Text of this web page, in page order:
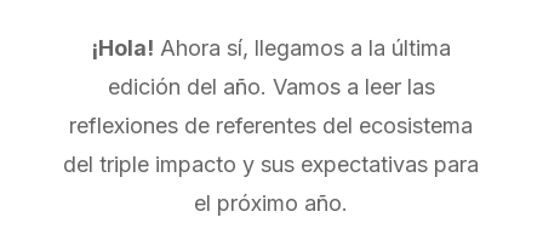
¡Hola! Ahora sí, llegamos a la última
edición del año. Vamos a leer las
reflexiones de referentes del ecosistema
del triple impacto y sus expectativas para
el próximo año.